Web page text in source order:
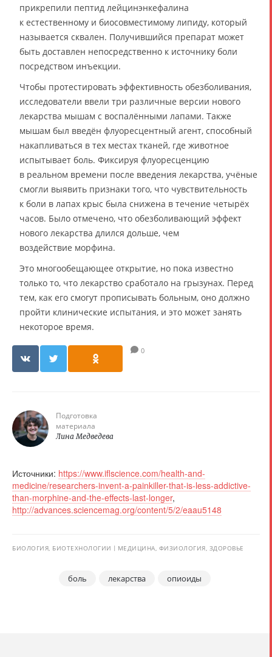
прикрепили пептид лейцинэнкефалина
к естественному и биосовместимому липиду, который
называется сквален. Получившийся препарат может
быть доставлен непосредственно к источнику боли
посредством инъекции.
Чтобы протестировать эффективность обезболивания,
исследователи ввели три различные версии нового
лекарства мышам с воспалёнными лапами. Также
мышам был введён флуоресцентный агент, способный
накапливаться в тех местах тканей, где животное
испытывает боль. Фиксируя флуоресценцию
в реальном времени после введения лекарства, учёные
смогли выявить признаки того, что чувствительность
к боли в лапах крыс была снижена в течение четырёх
часов. Было отмечено, что обезболивающий эффект
нового лекарства длился дольше, чем
воздействие морфина.
Это многообещающее открытие, но пока известно
только то, что лекарство сработало на грызунах. Перед
тем, как его смогут прописывать больным, оно должно
пройти клинические испытания, и это может занять
некоторое время.
0
Подготовка
материала
Лина Медведева
Источники: https://www.iflscience.com/health-and-
medicine/researchers-invent-a-painkiller-that-is-less-addictive-
than-morphine-and-the-effects-last-longer,
http://advances.sciencemag.org/content/5/2/eaau5148
БИОЛОГИЯ, БИОТЕХНОЛОГИИ МЕДИЦИНА, ФИЗИОЛОГИЯ, ЗДОРОВЬЕ
боль лекарства опиоиды